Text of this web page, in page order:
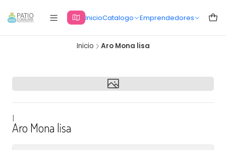
InicioCatalogo Emprendedores
Inicio Aro Mona lisa
|
Aro Mona lisa